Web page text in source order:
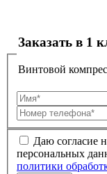
Заказать в 1
Винтовой
Даю согласие
персональных
политики